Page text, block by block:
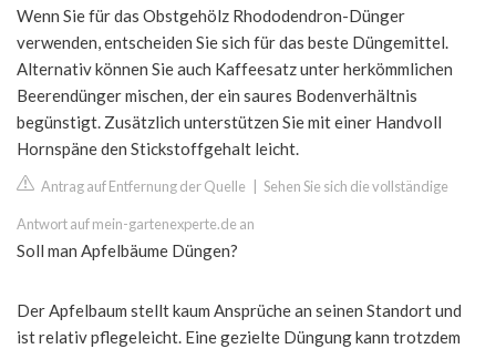
Wenn Sie für das Obstgehölz Rhododendron-Dünger
verwenden, entscheiden Sie sich für das beste Düngemittel.
Alternativ können Sie auch Kaffeesatz unter herkömmlichen
Beerendünger mischen, der ein saures Bodenverhältnis
begünstigt. Zusätzlich unterstützen Sie mit einer Handvoll
Hornspäne den Stickstoffgehalt leicht.
Antrag auf Entfernung der Quelle Sehen Sie sich die vollständige
Antwort auf mein-gartenexperte.de an
Soll man Apfelbäume Düngen?
Der Apfelbaum stellt kaum Ansprüche an seinen Standort und
ist relativ pflegeleicht. Eine gezielte Düngung kann trotzdem